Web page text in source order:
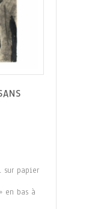
sur papier
en bas à